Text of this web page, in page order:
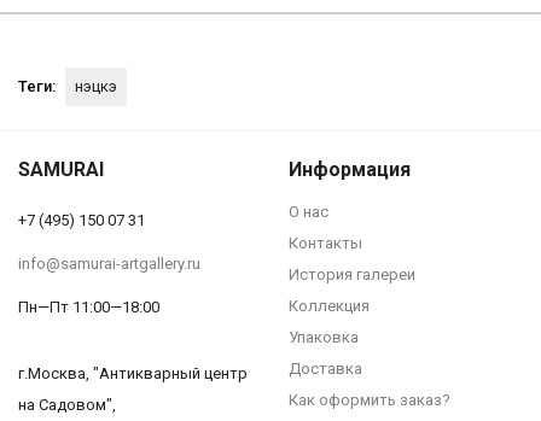
Теги: нэцкэ
SAMURAI
+7 (495) 150 07 31
info@samurai-artgallery.ru
Пн—Пт 11:00—18:00
г.Москва, "Антикварный центр
на Садовом",
Информация
О нас
Контакты
История галереи
Коллекция
Упаковка
Доставка
Как оформить заказ?